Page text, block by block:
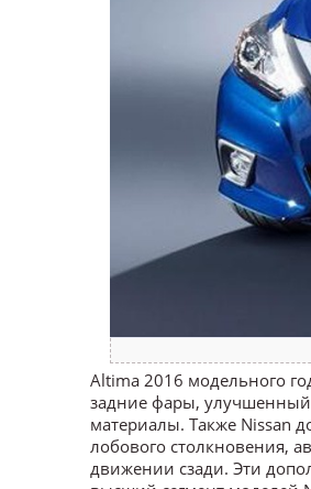
Altima 2016 модельного
задние фары,
материалы. Также Nissan
лобового столкновения,
движении сзади. Эти